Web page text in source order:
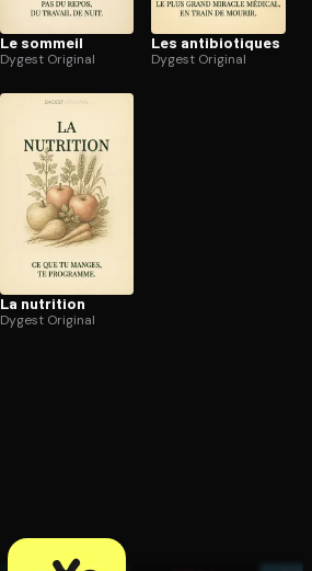
Le sommeil
Dygest Original
Les an­ti­bio­tiques
Dygest Original
La nutrition
Dygest Original